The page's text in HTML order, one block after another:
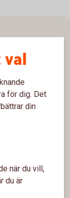
för dig. Det
din
när du vill,
du är